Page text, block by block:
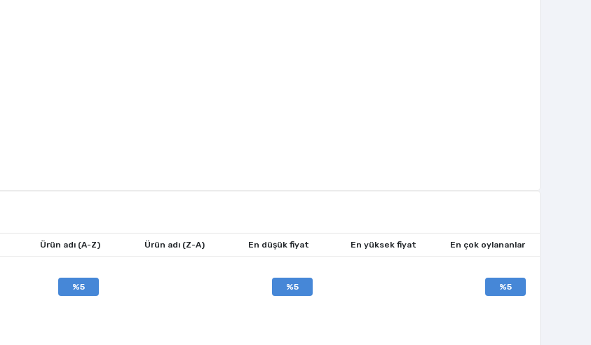
Ürün adı (A-Z) Ürün adı (Z-A) En düşük fiyat En yüksek fiyat En çok oylananlar
%5 %5 %5